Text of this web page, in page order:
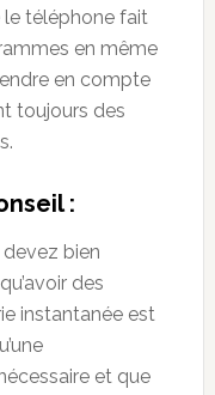
téléphone fait
en même
en compte
toujours des
:
bien
des
instantanée est
et que